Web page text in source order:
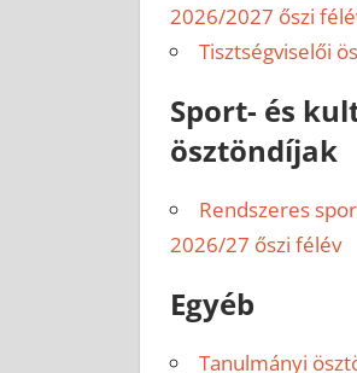
2026/2027 őszi
Tisztségviselői
Sport- és
ösztöndíjak
Rendszeres
2026/27 őszi félév
Egyéb
Tanulmányi